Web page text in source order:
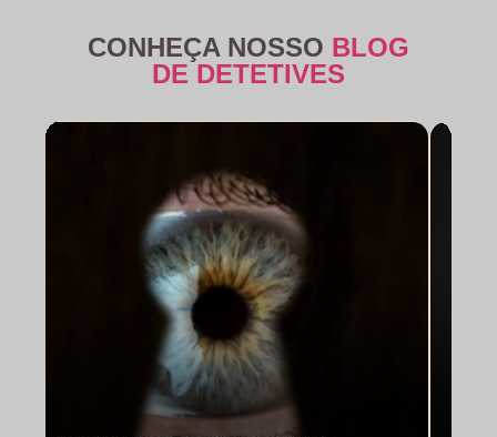
CONHEÇA NOSSO BLOG
DE DETETIVES